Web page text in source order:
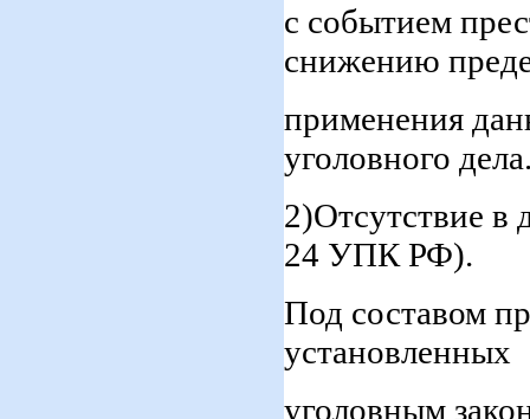
с событием
снижению
применения
уголовного
2)Отсутствие в
24 УПК РФ).
Под составом
установленных
уголовным